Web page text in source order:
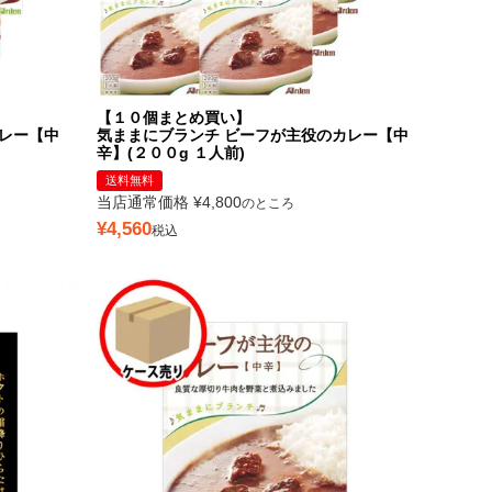
ー【中
【１０個まとめ買い】
気ままにブランチ ビーフが主役のカレー【中
辛】(２００g １人前)
送料無料
当店通常価格 ¥4,800のところ
¥4,560税込